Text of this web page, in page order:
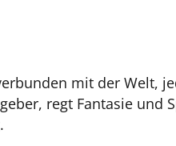
mit der Welt,
regt Fantasie